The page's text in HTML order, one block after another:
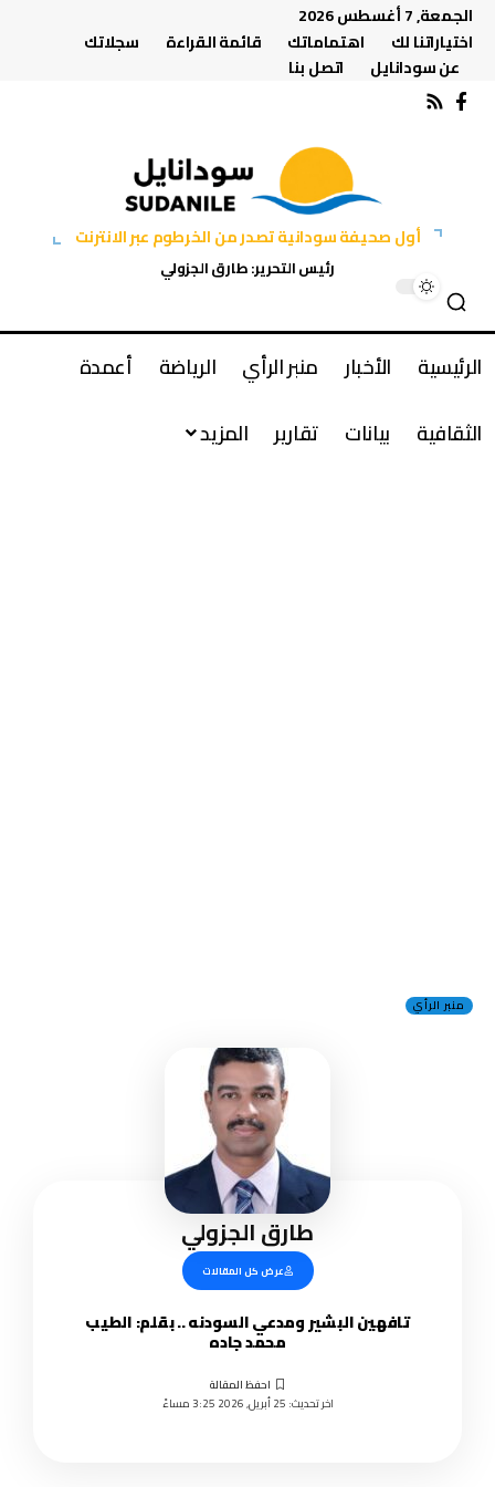
الجمعة, 7 أغسطس 2026
اختياراتنا لك
اهتماماتك قائمة القراءة
سجلاتك
عن سودانايل
اتصل بنا
أول صحيفة سودانية تصدر من الخرطوم عبر الانترنت
رئيس التحرير: طارق الجزولي
الرئيسية الأخبار منبر الرأي الرياضة
أعمدة
الثقافية
بيانات تقارير المزيد
منبر الرأي
طارق الجزولي
عرض كل المقالات
تافهين البشير ومدعي السودنه .. بقلم: الطيب
محمد جاده
اخر تحديث: 25 أبريل, 2026 3:25 مساءً